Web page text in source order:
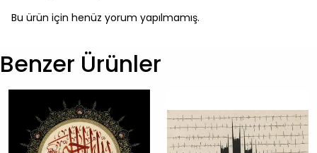
Bu ürün için henüz yorum yapılmamış.
Benzer Ürünler